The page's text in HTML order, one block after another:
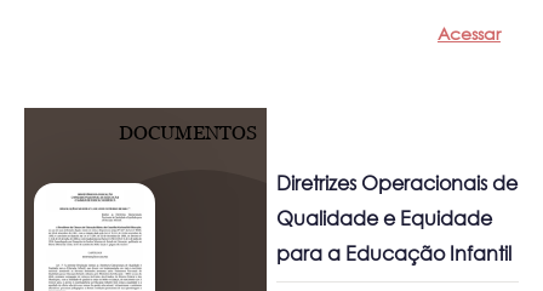
Acessar
DOCUMENTOS
Diretrizes Operacionais de
Qualidade e Equidade
para a Educação Infantil